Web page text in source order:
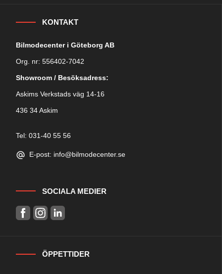
KONTAKT
Bilmodecenter i Göteborg AB
Org. nr: 556402-7042
Showroom / Besöksadress:
Askims Verkstads väg 14-16
436 34 Askim
Tel: 031-40 55 56
E-post: info@bilmodecenter.se
SOCIALA MEDIER
ÖPPETTIDER